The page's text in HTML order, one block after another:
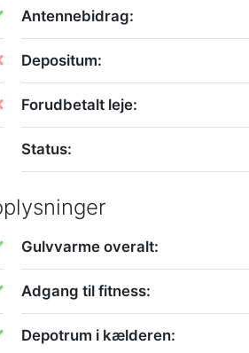
Antennebidrag:
Depositum:
Forudbetalt leje:
Status:
Gulvvarme overalt:
Adgang til fitness:
Depotrum i kælderen: